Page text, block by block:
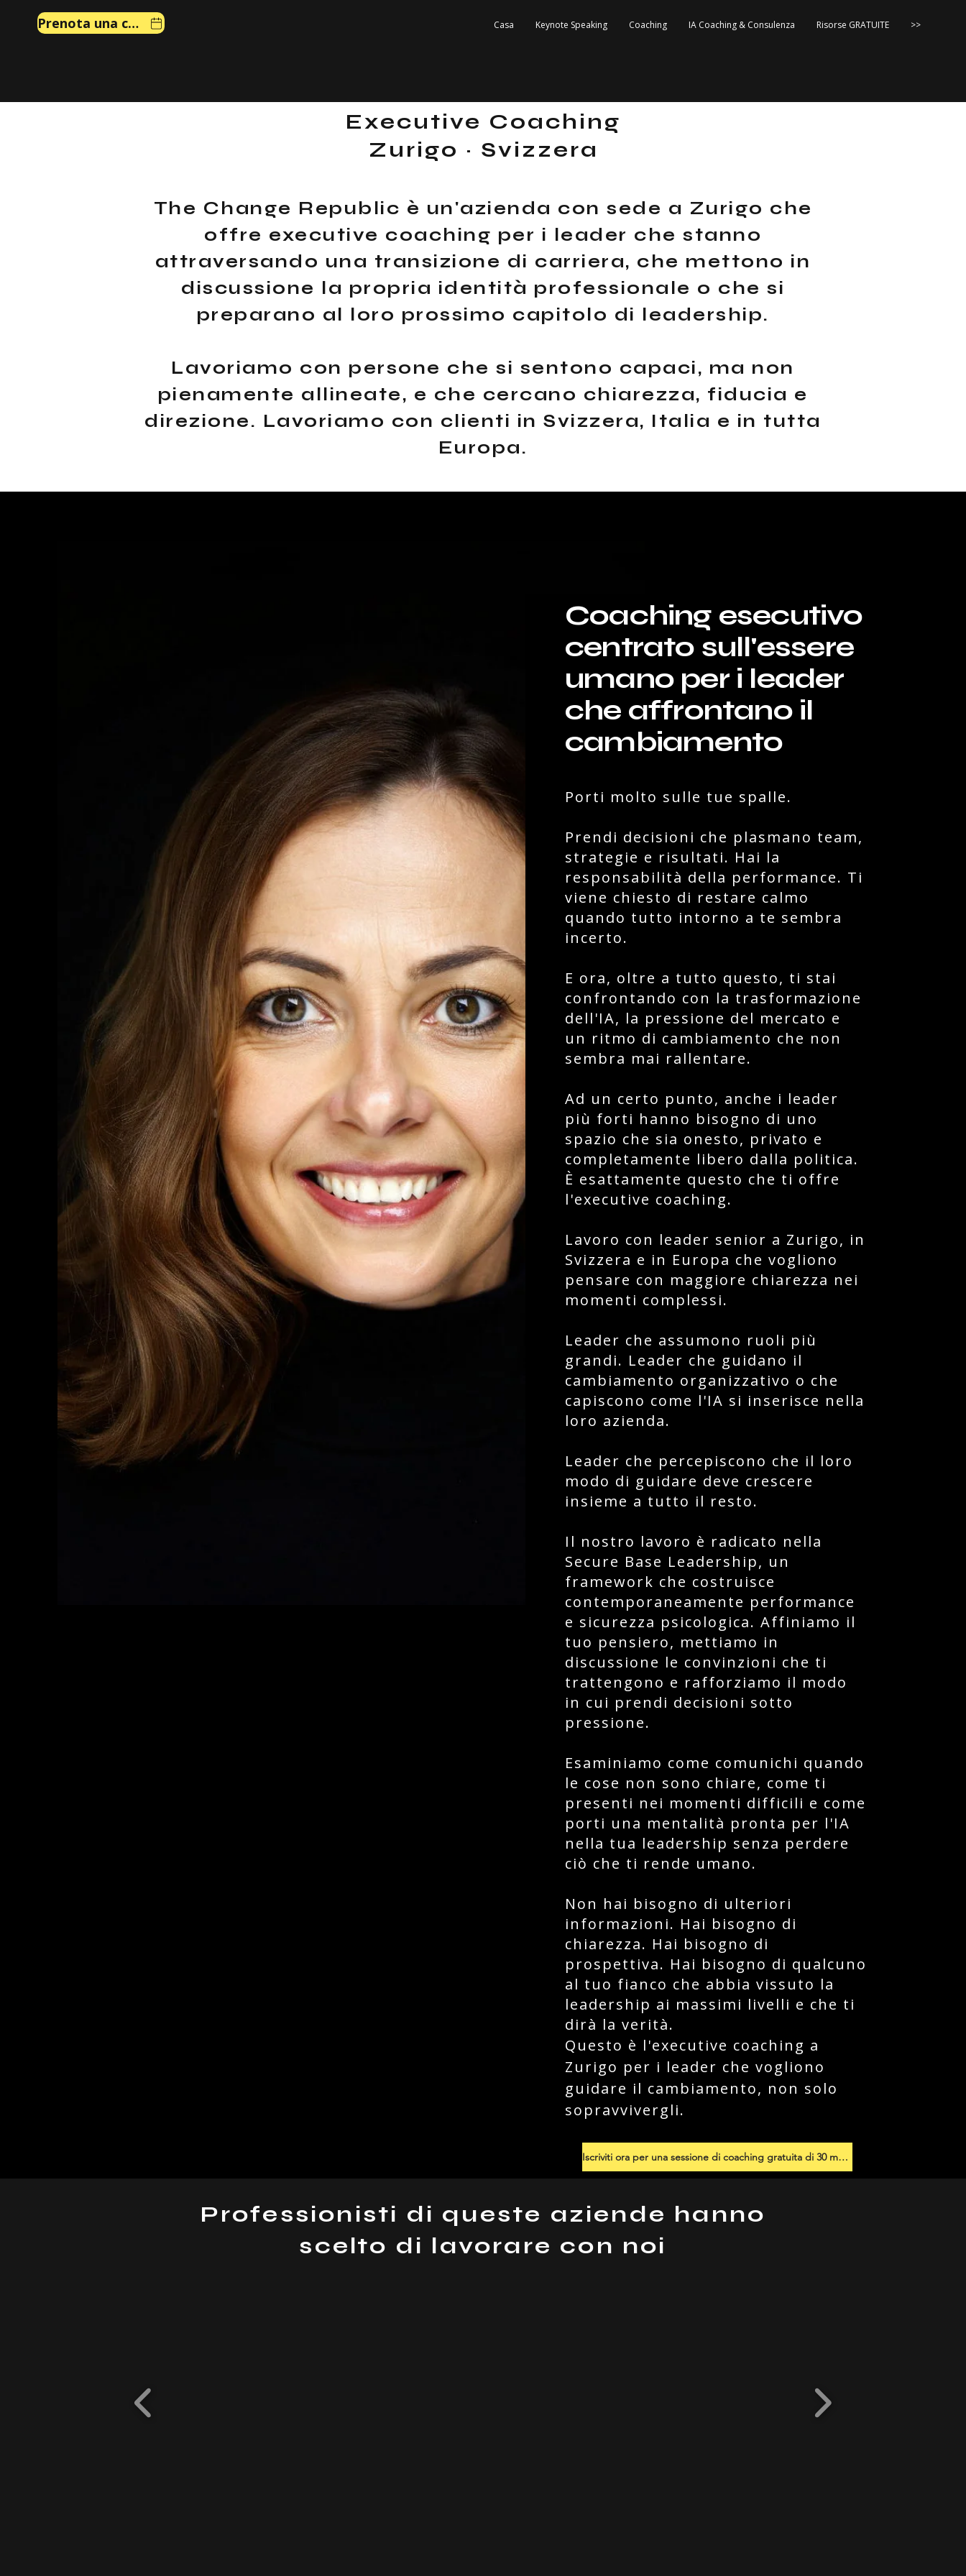
Prenota una chiamata Casa Keynote Speaking Coaching IA Coaching & Consulenza Risorse GRATUITE >>
Executive Coaching
Zurigo · Svizzera
The Change Republic è un'azienda con sede a Zurigo che
offre executive coaching per i leader che stanno
attraversando una transizione di carriera, che mettono in
discussione la propria identità professionale o che si
preparano al loro prossimo capitolo di leadership.
Lavoriamo con persone che si sentono capaci, ma non
pienamente allineate, e che cercano chiarezza, fiducia e
direzione. Lavoriamo con clienti in Svizzera, Italia e in tutta
Europa.
Coaching esecutivo
centrato sull'essere
umano per i leader
che affrontano il
cambiamento
Porti molto sulle tue spalle.
Prendi decisioni che plasmano team,
strategie e risultati. Hai la
responsabilità della performance. Ti
viene chiesto di restare calmo
quando tutto intorno a te sembra
incerto.
E ora, oltre a tutto questo, ti stai
confrontando con la trasformazione
dell'IA, la pressione del mercato e
un ritmo di cambiamento che non
sembra mai rallentare.
Ad un certo punto, anche i leader
più forti hanno bisogno di uno
spazio che sia onesto, privato e
completamente libero dalla politica.
È esattamente questo che ti offre
l'executive coaching.
Lavoro con leader senior a Zurigo, in
Svizzera e in Europa che vogliono
pensare con maggiore chiarezza nei
momenti complessi.
Leader che assumono ruoli più
grandi. Leader che guidano il
cambiamento organizzativo o che
capiscono come l'IA si inserisce nella
loro azienda.
Leader che percepiscono che il loro
modo di guidare deve crescere
insieme a tutto il resto.
Il nostro lavoro è radicato nella
Secure Base Leadership, un
framework che costruisce
contemporaneamente performance
e sicurezza psicologica. Affiniamo il
tuo pensiero, mettiamo in
discussione le convinzioni che ti
trattengono e rafforziamo il modo
in cui prendi decisioni sotto
pressione.
Esaminiamo come comunichi quando
le cose non sono chiare, come ti
presenti nei momenti difficili e come
porti una mentalità pronta per l'IA
nella tua leadership senza perdere
ciò che ti rende umano.
Non hai bisogno di ulteriori
informazioni. Hai bisogno di
chiarezza. Hai bisogno di
prospettiva. Hai bisogno di qualcuno
al tuo fianco che abbia vissuto la
leadership ai massimi livelli e che ti
dirà la verità.
Questo è l'executive coaching a
Zurigo per i leader che vogliono
guidare il cambiamento, non solo
sopravvivergli.
Iscriviti ora per una sessione di coaching gratuita di 30 minuti
Professionisti di queste aziende hanno
scelto di lavorare con noi